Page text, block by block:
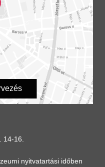
16.
nyitvatartási időben